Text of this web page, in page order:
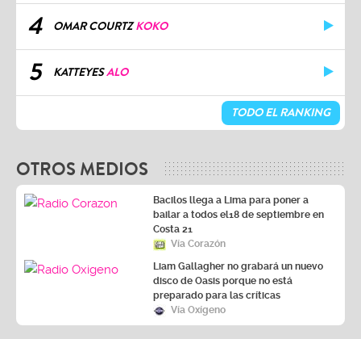
4 OMAR COURTZKOKO
5 KATTEYESALO
TODO EL RANKING
OTROS MEDIOS
Bacilos llega a Lima para poner a
bailar a todos el18 de septiembre en
Costa 21
Vía Corazón
Liam Gallagher no grabará un nuevo
disco de Oasis porque no está
preparado para las críticas
Vía Oxígeno